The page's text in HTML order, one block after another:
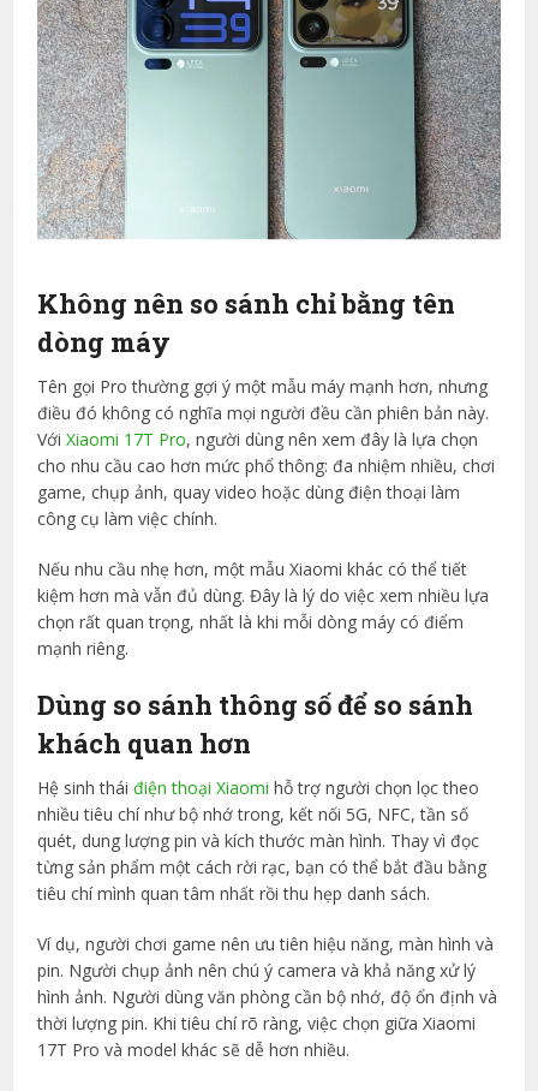
Không nên so sánh chỉ bằng tên
dòng máy
Tên gọi Pro thường gợi ý một mẫu máy mạnh hơn, nhưng
điều đó không có nghĩa mọi người đều cần phiên bản này.
VớiXiaomi 17T Pro, người dùng nên xem đây là lựa chọn
cho nhu cầu cao hơn mức phổ thông: đa nhiệm nhiều, chơi
game, chụp ảnh, quay video hoặc dùng điện thoại làm
công cụ làm việc chính.
Nếu nhu cầu nhẹ hơn, một mẫu Xiaomi khác có thể tiết
kiệm hơn mà vẫn đủ dùng. Đây là lý do việc xem nhiều lựa
chọn rất quan trọng, nhất là khi mỗi dòng máy có điểm
mạnh riêng.
Dùng so sánh thông số để so sánh
khách quan hơn
Hệ sinh tháiđiện thoại Xiaomi hỗ trợ người chọn lọc theo
nhiều tiêu chí như bộ nhớ trong, kết nối 5G, NFC, tần số
quét, dung lượng pin và kích thước màn hình. Thay vì đọc
từng sản phẩm một cách rời rạc, bạn có thể bắt đầu bằng
tiêu chí mình quan tâm nhất rồi thu hẹp danh sách.
Ví dụ, người chơi game nên ưu tiên hiệu năng, màn hình và
pin. Người chụp ảnh nên chú ý camera và khả năng xử lý
hình ảnh. Người dùng văn phòng cần bộ nhớ, độ ổn định và
thời lượng pin. Khi tiêu chí rõ ràng, việc chọn giữa Xiaomi
17T Pro và model khác sẽ dễ hơn nhiều.